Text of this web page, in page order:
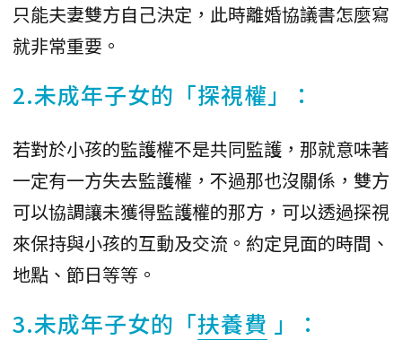
只能夫妻雙方自己決定，此時離婚協議書怎麼寫
就非常重要。
2.未成年子女的「探視權」：
若對於小孩的監護權不是共同監護，那就意味著
一定有一方失去監護權，不過那也沒關係，雙方
可以協調讓未獲得監護權的那方，可以透過探視
來保持與小孩的互動及交流。約定見面的時間、
地點、節日等等。
3.未成年子女的「扶養費 」：